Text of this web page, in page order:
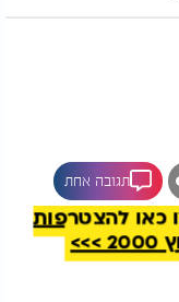
תגובה אחת
כאן להצטרפות